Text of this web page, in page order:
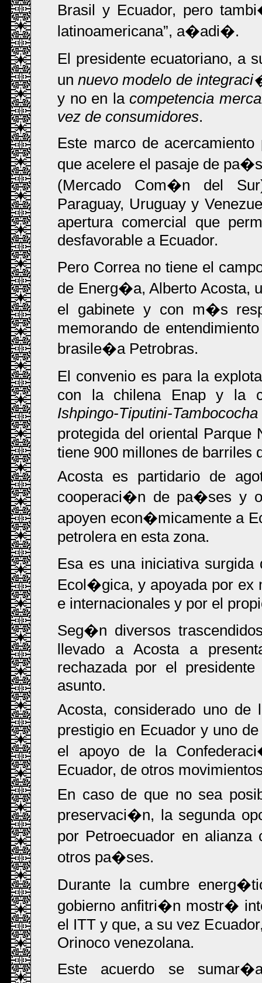
Brasil y Ecuador, pero
latinoamericana , a�adi�.
El presidente ecuatoriano, a
unnuevo modelo de
y no en la competencia
vez de consumidores.
Este marco de
que acelere el pasaje de
(Mercado Com�n del
Paraguay, Uruguay y
apertura comercial que
desfavorable a Ecuador.
Pero Correa no tiene el
de Energ�a, Alberto Acosta,
el gabinete y con m�s
memorando de
brasile�a Petrobras.
El convenio es para la
con la chilena Enap y la
Ishpingo-Tiputini-Tambococha
protegida del oriental
tiene 900 millones de barriles
Acosta es partidario de
cooperaci�n de pa�ses y
apoyen econ�micamente a
petrolera en esta zona.
Esa es una iniciativa
Ecol�gica, y apoyada por ex
e internacionales y por el
Seg�n diversos
llevado a Acosta a
rechazada por el
asunto.
Acosta, considerado uno de
prestigio en Ecuador y uno
el apoyo de la
Ecuador, de otros
En caso de que no sea
preservaci�n, la segunda
por Petroecuador en
otros pa�ses.
Durante la cumbre
gobierno anfitri�n mostr�
el ITT y que, a su vez
Orinoco venezolana.
Este acuerdo se